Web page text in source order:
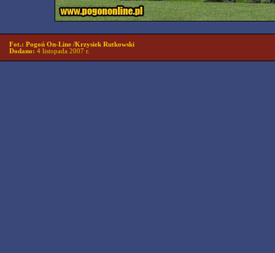
Fot.: Pogoń On-Line /Krzysiek Rutkowski
Dodano: 4 listopada 2007 r.